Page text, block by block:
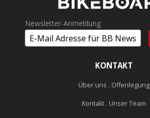
Newsletter-Anmeldung
KONTAKT
Über uns . Offenlegung
Kontakt . Unser Team